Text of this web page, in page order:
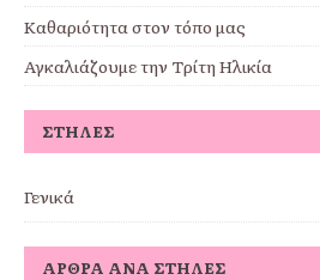
Καθαριότητα στον τόπο μας
Αγκαλιάζουμε την Τρίτη Ηλικία
ΣΤΉΛΕΣ
Γενικά
ΆΡΘΡΑ ΑΝΆ ΣΤΉΛΕΣ